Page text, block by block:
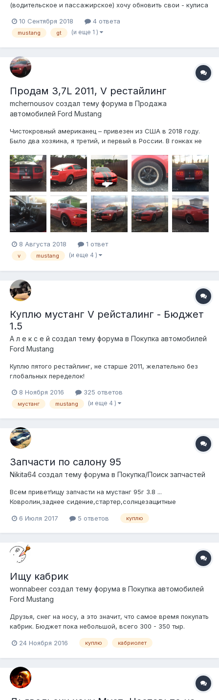
(водительское и пассажирское) хочу обновить свои - кулиса
водительской и пассажирское двер , находятся сверху над
ними вдоль всей оси - крышка руля...
10 Сентября 2018 4 ответа
mustang gt (и еще 1 )
Продам 3,7L 2011, V рестайлинг
mchernousov создал тему форума в Продажа
автомобилей Ford Mustang
Чистокровный американец – привезен из США в 2018 году.
Было два хозяина, я третий, и первый в России. В гонках не
необходимости. Любые проверки за ваш счет. Автомобиль
зарегистрирован на меня. На гражданина РФ. Ставил на учет
в...
8 Августа 2018 1 ответ
v mustang (и еще 4 )
Куплю мустанг V рейсталинг - Бюджет
1.5
А л е к с е й создал тему форума в Покупка автомобилей
Ford Mustang
Куплю пятого рестайлинг, не старше 2011, желательно без
глобальных переделок!
8 Ноября 2016 325 ответов
мустанг mustang (и еще 4 )
Запчасти по салону 95
Nikita64 создал тему форума в Покупка/Поиск запчастей
Всем привет!ищу запчасти на мустанг 95г 3.8 ...
Ковролин,заднее сидение,стартер,солнцезащитные
внутренние,крутилки печки,пластикове стойки около
6 Июля 2017 5 ответов куплю
Ищу кабрик
wonnabeer создал тему форума в Покупка автомобилей
Ford Mustang
Друзья, снег на носу, а это значит, что самое время покупать
кабрик. Бюджет пока небольшой, всего 300 - 350 тыр.
Однако, если у кого-то есть потребность в несезон продать
SN95 без крыши, пишите-звоните, обсудим договоримся.
случ...
24 Ноября 2016 куплю кабриолет